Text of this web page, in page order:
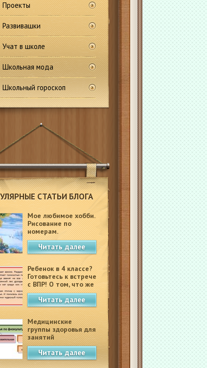
Проекты
Развивашки
Учат в школе
Школьная мода
Школьный гороскоп
СТАТЬИ БЛОГА
Мое любимое хобби.
Рисование по
номерам.
Читать далее
Ребенок в 4 классе?
Готовьтесь к встрече
с ВПР! О том, что же
это такое.
Читать далее
Медицинские
группы здоровья для
занятий
физкультурой в
школеЧитать далее